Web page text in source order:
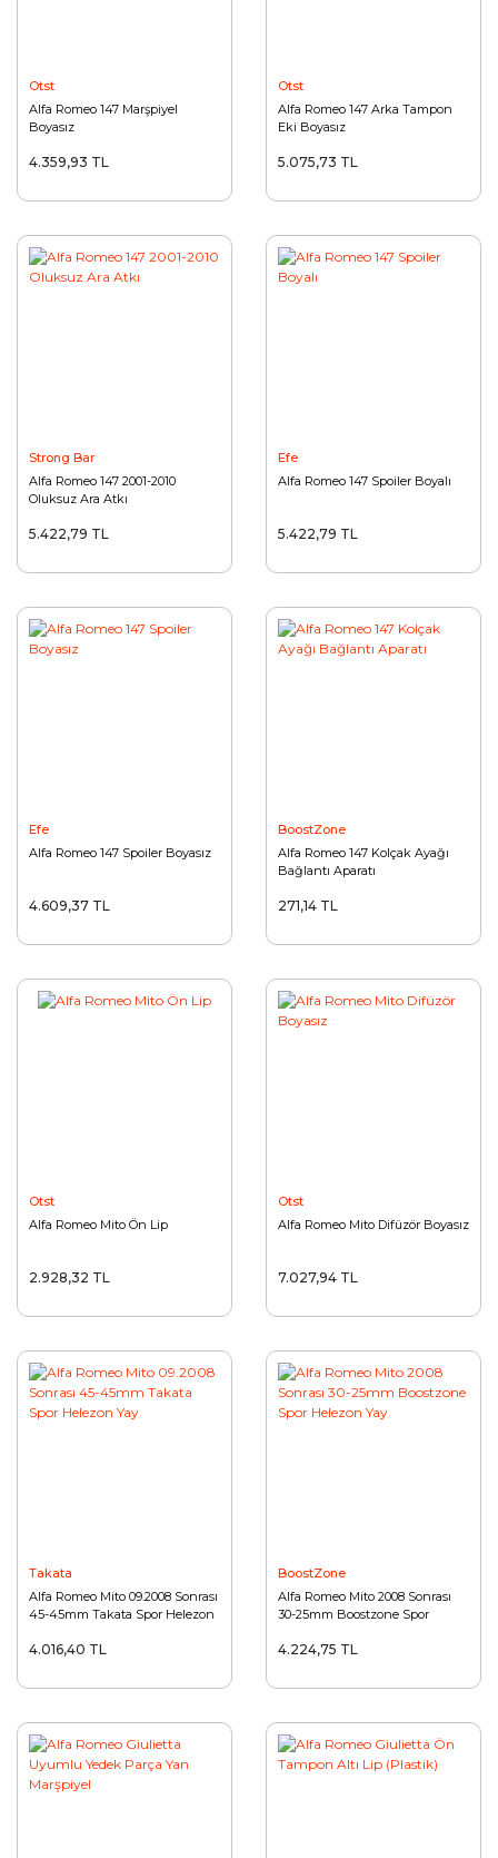
Otst
Alfa Romeo 147 Marşpiyel
Boyasız
4.359,93 TL
Otst
Alfa Romeo 147 Arka Tampon
Eki Boyasız
5.075,73 TL
Strong Bar
Alfa Romeo 147 2001-2010
Oluksuz Ara Atkı
5.422,79 TL
Efe
Alfa Romeo 147 Spoiler Boyalı
5.422,79 TL
Efe
Alfa Romeo 147 Spoiler Boyasız
4.609,37 TL
BoostZone
Alfa Romeo 147 Kolçak Ayağı
Bağlantı Aparatı
271,14 TL
Otst
Alfa Romeo Mito Ön Lip
2.928,32 TL
Otst
Alfa Romeo Mito Difüzör Boyasız
7.027,94 TL
Takata
Alfa Romeo Mito 09.2008 Sonrası
45-45mm Takata Spor Helezon
4.016,40 TL
BoostZone
Alfa Romeo Mito 2008 Sonrası
30-25mm Boostzone Spor
4.224,75 TL